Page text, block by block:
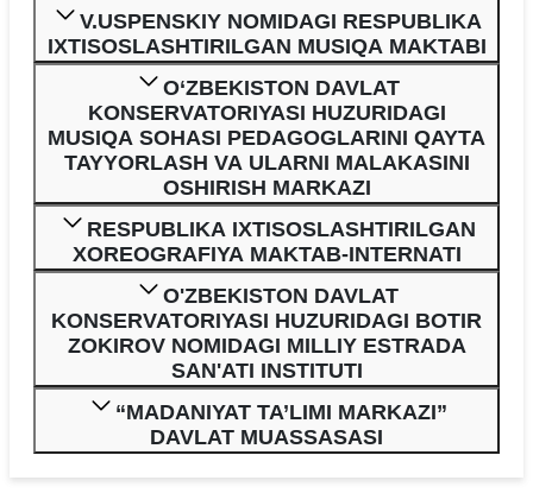
V.USPENSKIY NOMIDAGI RESPUBLIKA
IXTISOSLASHTIRILGAN MUSIQA MAKTABI
O‘ZBEKISTON DAVLAT
KONSERVATORIYASI HUZURIDAGI
MUSIQA SOHASI PEDAGOGLARINI QAYTA
TAYYORLASH VA ULARNI MALAKASINI
OSHIRISH MARKAZI
RESPUBLIKA IXTISOSLASHTIRILGAN
XOREOGRAFIYA MAKTAB-INTERNATI
O'ZBEKISTON DAVLAT
KONSERVATORIYASI HUZURIDAGI BOTIR
ZOKIROV NOMIDAGI MILLIY ESTRADA
SAN'ATI INSTITUTI
“MADANIYAT TA’LIMI MARKAZI”
DAVLAT MUASSASASI